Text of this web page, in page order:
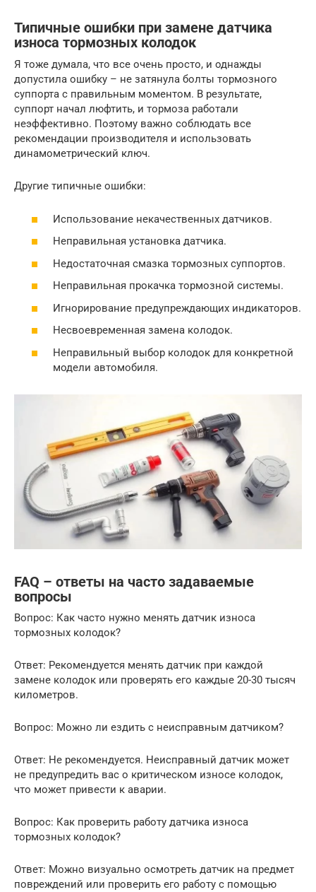
Типичные ошибки при замене датчика
износа тормозных колодок
Я тоже думала, что все очень просто, и однажды
допустила ошибку – не затянула болты тормозного
суппорта с правильным моментом. В результате,
суппорт начал люфтить, и тормоза работали
неэффективно. Поэтому важно соблюдать все
рекомендации производителя и использовать
динамометрический ключ.
Другие типичные ошибки:
Использование некачественных датчиков.
Неправильная установка датчика.
Недостаточная смазка тормозных суппортов.
Неправильная прокачка тормозной системы.
Игнорирование предупреждающих индикаторов.
Несвоевременная замена колодок.
Неправильный выбор колодок для конкретной
модели автомобиля.
FAQ – ответы на часто задаваемые
вопросы
Вопрос: Как часто нужно менять датчик износа
тормозных колодок?
Ответ: Рекомендуется менять датчик при каждой
замене колодок или проверять его каждые 20-30 тысяч
километров.
Вопрос: Можно ли ездить с неисправным датчиком?
Ответ: Не рекомендуется. Неисправный датчик может
не предупредить вас о критическом износе колодок,
что может привести к аварии.
Вопрос: Как проверить работу датчика износа
тормозных колодок?
Ответ: Можно визуально осмотреть датчик на предмет
повреждений или проверить его работу с помощью